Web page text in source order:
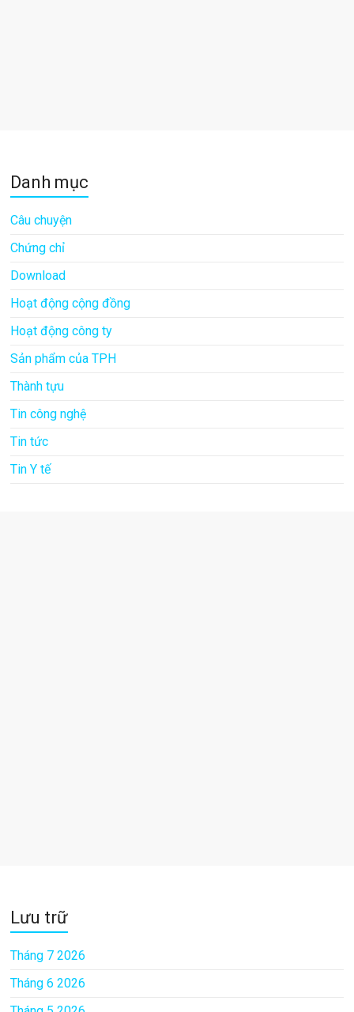
Danh mục
Câu chuyện
Chứng chỉ
Download
Hoạt động cộng đồng
Hoạt động công ty
Sản phẩm của TPH
Thành tựu
Tin công nghệ
Tin tức
Tin Y tế
Lưu trữ
Tháng 7 2026
Tháng 6 2026